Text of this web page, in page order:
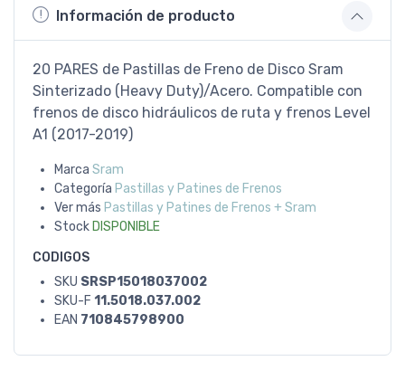
Información de producto
20 PARES de Pastillas de Freno de Disco Sram
Sinterizado (Heavy Duty)/Acero. Compatible con
frenos de disco hidráulicos de ruta y frenos Level
A1 (2017-2019)
Marca Sram
Categoría Pastillas y Patines de Frenos
Ver más Pastillas y Patines de Frenos + Sram
Stock DISPONIBLE
CODIGOS
SKU SRSP15018037002
SKU-F 11.5018.037.002
EAN 710845798900